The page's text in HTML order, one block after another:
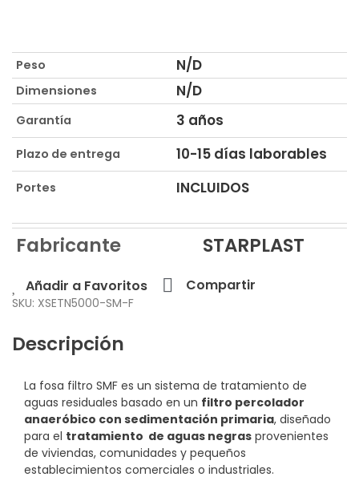
Peso N/D
Dimensiones N/D
Garantía 3 años
Plazo de entrega 10-15 días laborables
Portes INCLUIDOS
Fabricante STARPLAST
Añadir a Favoritos Compartir
SKU: XSETN5000-SM-F
Descripción
La fosa filtro SMF es un sistema de tratamiento de
aguas residuales basado en un filtro percolador
anaeróbico con sedimentación primaria, diseñado
para el tratamiento de aguas negras provenientes
de viviendas, comunidades y pequeños
establecimientos comerciales o industriales.